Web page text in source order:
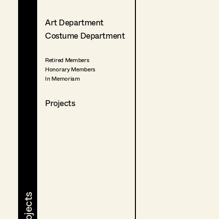
Art Department
Costume Department
Retired Members
Honorary Members
In Memoriam
Projects